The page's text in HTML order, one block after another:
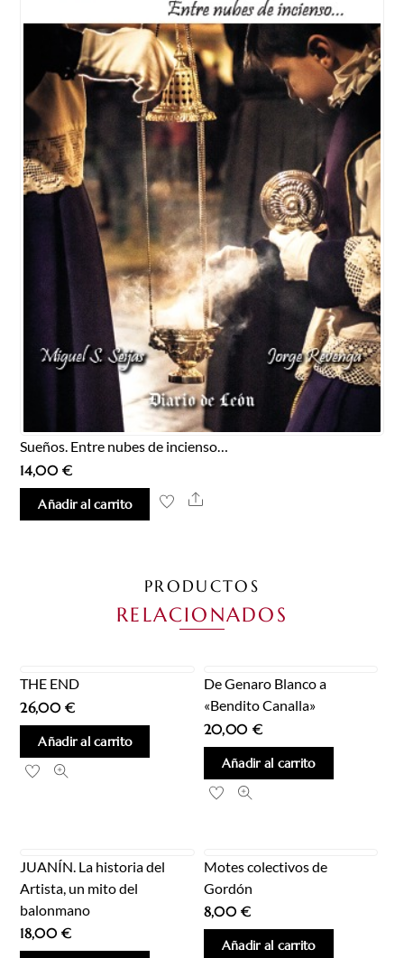
Sueños. Entre nubes de incienso…
14,00€
Añadir al carrito Share
PRODUCTOS
RELACIONADOS
THE END
26,00€
Añadir al carrito
De Genaro Blanco a
«Bendito Canalla»
20,00 €
Añadir al carrito
JUANÍN. La historia del
Artista, un mito del
balonmano
18,00€
Motes colectivos de
Gordón
8,00€
Añadir al carrito